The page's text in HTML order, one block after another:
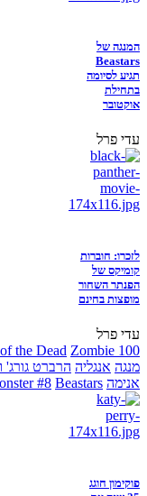
המנגה של
Beastars
תגיע לסיומה
בתחילת
אוקטובר
עדי פרל
לזכרו: חוברות
קומיקס של
הפנתר השחור
מופצות בחינם
עדי פרל
the Dead Zombie 100
מנגה אנגליה הרברט גורג'
אנימה
#8 Beastars
פוקימון חוגג